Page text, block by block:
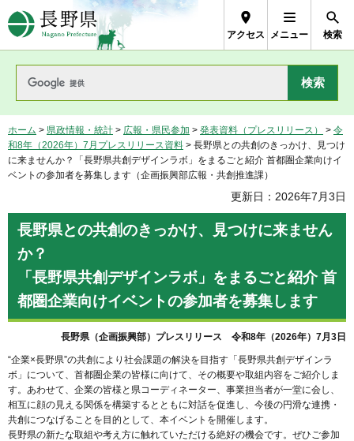
長野県Nagano Prefecture
アクセス メニュー 検索
ホーム > 県政情報・統計 > 広報・県民参加 > 発表資料（プレスリリース） > 令
和8年（2026年）7月プレスリリース資料 > 長野県との共創のきっかけ、見つけ
に来ませんか？「長野県共創デザインラボ」をまるごと紹介 首都圏企業向けイ
ベントの参加者を募集します（企画振興部広報・共創推進課）
更新日：2026年7月3日
長野県との共創のきっかけ、見つけに来ません
か？
「長野県共創デザインラボ」をまるごと紹介 首
都圏企業向けイベントの参加者を募集します
長野県（企画振興部）プレスリリース 令和8年（2026年）7月3日
“企業×長野県”の共創により社会課題の解決を目指す「長野県共創デザインラ
ボ」について、首都圏企業の皆様に向けて、その概要や取組内容をご紹介しま
す。あわせて、企業の皆様と県コーディネーター、事業担当者が一堂に会し、
相互に顔の見える関係を構築するとともに対話を促進し、今後の円滑な連携・
共創につなげることを目的として、本イベントを開催します。
長野県の新たな取組や考え方に触れていただける絶好の機会です。ぜひご参加